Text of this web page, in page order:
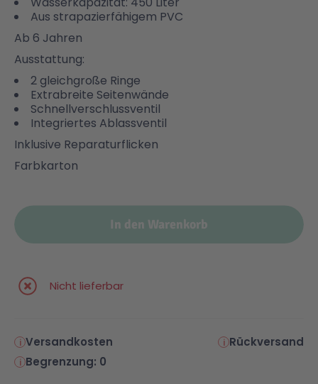
Malen & Zeichnen
Marvel™ Super Heroes
Minecraft™
Minifiguren
NINJAGO®
Speed Champions
Technic
Knights
NOVELMORE
Sports Action
VW
Wiltopia
Spiel-Ei
Aus strapazierfähigem PVC
Ab 6 Jahren
Ausstattung:
2 gleichgroße Ringe
Extrabreite Seitenwände
Schnellverschlussventil
Integriertes Ablassventil
Inklusive Reparaturflicken
Farbkarton
In den Warenkorb
Nicht lieferbar
Versandkosten
Rückversand
Begrenzung: 0